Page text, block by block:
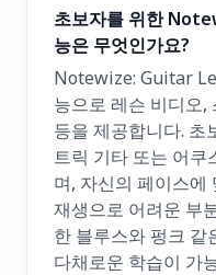
초보자를 위한
능은 무엇인가요?
Notewize: Guitar
능으로 레슨 비디오,
등을 제공합니다. 초
트릭 기타 또는 어쿠
며, 자신의 페이스에
재생으로 어려운 부
한 블루스와 펑크 같
다채로운 학습이 가